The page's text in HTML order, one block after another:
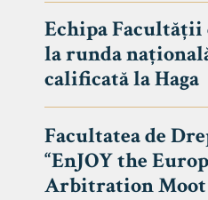
Echipa
la runda
calificată la Haga
Facultatea de
“EnJOY the
Arbitration Moot